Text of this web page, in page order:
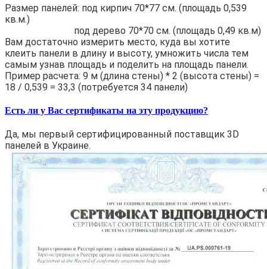
Размер панелей: под кирпич 70*77 см. (площадь 0,539
кв.м.)
под дерево 70*70 см. (площадь 0,49 кв.м)
Вам достаточно измерить место, куда вы хотите
клеить панели в длину и высоту, умножить числа тем
самым узнав площадь и поделить на площадь панели.
Пример расчета: 9 м (длина стены) * 2 (высота стены) =
18 / 0,539 = 33,3 (потребуется 34 панели)
Есть ли у Вас сертификаты на эту продукцию?
Да, мы первый сертифицированный поставщик 3D
панелей в Украине.